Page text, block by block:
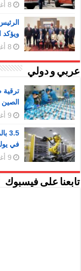
8 أغسطس، 2026
ويؤكد
8 أغسطس، 2026
عربي و دولي
ترقية
الصين
9 أغسطس، 2026
في
9 أغسطس، 2026
تابعنا على فيسبوك